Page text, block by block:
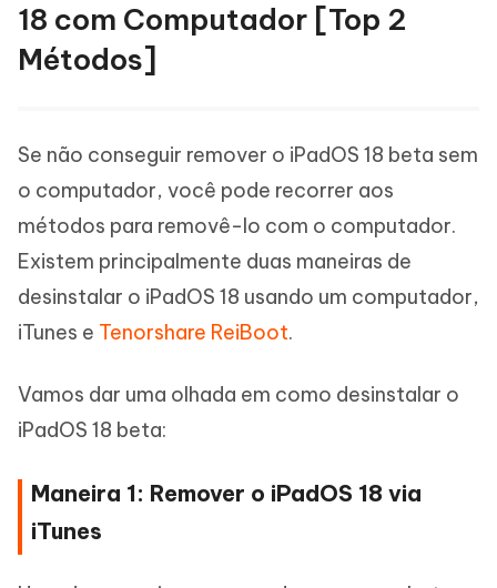
18 com Computador [Top 2
Métodos]
Se não conseguir remover o iPadOS 18 beta sem
o computador, você pode recorrer aos
métodos para removê-lo com o computador.
Existem principalmente duas maneiras de
desinstalar o iPadOS 18 usando um computador,
iTunes e Tenorshare ReiBoot.
Vamos dar uma olhada em como desinstalar o
iPadOS 18 beta:
Maneira 1: Remover o iPadOS 18 via
iTunes